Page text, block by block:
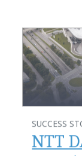
SUCCESS
NTT